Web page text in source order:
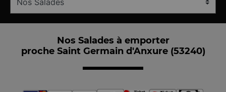
Nos Salades à emporter
proche Saint Germain d'Anxure (53240)